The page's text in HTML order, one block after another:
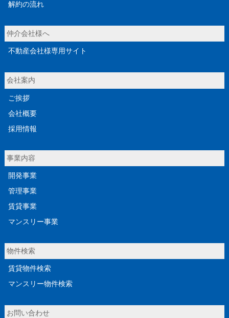
解約の流れ
仲介会社様へ
不動産会社様専用サイト
会社案内
ご挨拶
会社概要
採用情報
事業内容
開発事業
管理事業
賃貸事業
マンスリー事業
物件検索
賃貸物件検索
マンスリー物件検索
お問い合わせ